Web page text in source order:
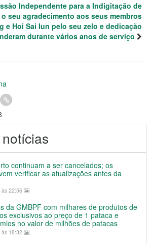
Independente para a Indigitação de
seu agradecimento aos seus membros
e Hoi Sai Iun pelo seu zelo e dedicação
durante vários anos de serviço
continuam a ser cancelados; os
verificar as atualizações antes da
22:56
da GMBPF com milhares de produtos de
exclusivos ao preço de 1 pataca e
no valor de milhões de patacas
18:32